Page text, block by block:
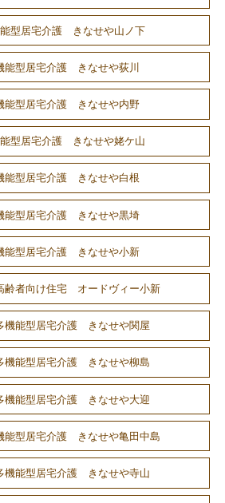
型居宅介護 きなせや山ノ下
能型居宅介護 きなせや荻川
能型居宅介護 きなせや内野
型居宅介護 きなせや姥ケ山
能型居宅介護 きなせや白根
能型居宅介護 きなせや黒埼
能型居宅介護 きなせや小新
齢者向け住宅 オードヴィー小新
機能型居宅介護 きなせや関屋
機能型居宅介護 きなせや柳島
機能型居宅介護 きなせや大迎
能型居宅介護 きなせや亀田中島
機能型居宅介護 きなせや寺山